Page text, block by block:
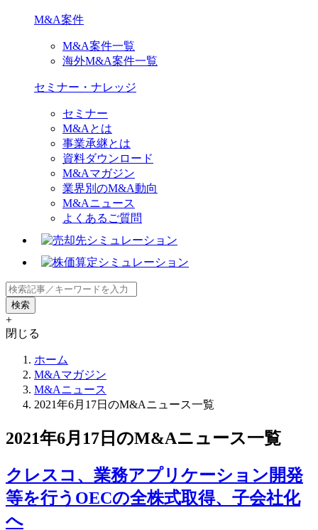
M&A案件
M&A案件一覧
海外M&A案件一覧
セミナー・ナレッジ
セミナー
M&Aとは
事業承継とは
資料ダウンロード
M&Aマガジン
業界別のM&A動向
M&Aニュース
よくあるご質問
+
閉じる
ホーム
M&Aマガジン
M&Aニュース
2021年6月17日のM&Aニュース一覧
2021年6月17日のM&Aニュース一覧
クレスコ、業務アプリケーション開発
等を行うOECの全株式取得、子会社化
へ